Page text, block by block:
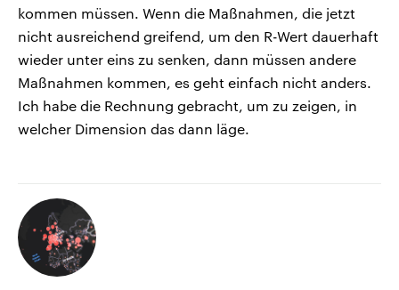
kommen müssen. Wenn die Maßnahmen, die jetzt
nicht ausreichend greifend, um den R-Wert dauerhaft
wieder unter eins zu senken, dann müssen andere
Maßnahmen kommen, es geht einfach nicht anders.
Ich habe die Rechnung gebracht, um zu zeigen, in
welcher Dimension das dann läge.